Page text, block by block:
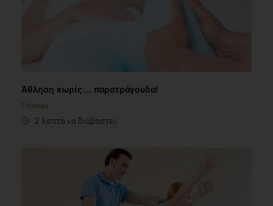
Άθληση χωρίς… παρατράγουδα!
Fitness
2 λεπτά να διαβαστεί